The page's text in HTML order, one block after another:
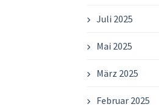
Juli 2025
Mai 2025
März 2025
Februar 2025